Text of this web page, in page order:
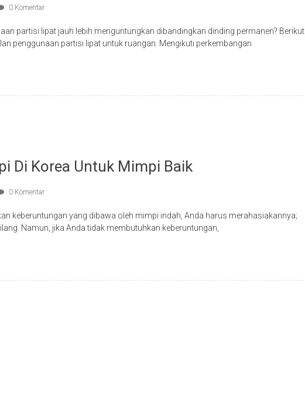
0 Komentar
partisi lipat jauh lebih menguntungkan dibandingkan dinding permanen? Berikut
penggunaan partisi lipat untuk ruangan. Mengikuti perkembangan
Di Korea Untuk Mimpi Baik
0 Komentar
keberuntungan yang dibawa oleh mimpi indah, Anda harus merahasiakannya;
Namun, jika Anda tidak membutuhkan keberuntungan,